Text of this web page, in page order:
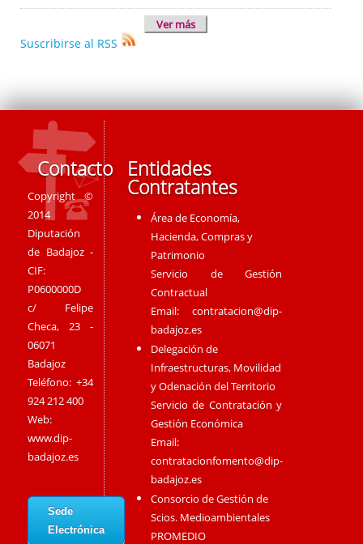
Ver más
Suscribirse al RSS
Contacto
Copyright ©
2014
Diputación
de Badajoz -
CIF:
P0600000D
c/ Felipe
Checa, 23 -
06071
Badajoz
Teléfono: +34
924 212 400
Web:
www.dip-
badajoz.es
Sede
Electrónica
Entidades
Contratantes
Área de Economía,
Hacienda, Compras y
Patrimonio
Servicio de Gestión
Contractual
Email:contratacion@dip-
badajoz.es
Delegación de
Infraestructuras, Movilidad
y Odenación del Territorio
Servicio de Contratación y
Gestión Económica
Email:
contratacionfomento@dip-
badajoz.es
Consorcio de Gestión de
Scios. Medioambientales
PROMEDIO